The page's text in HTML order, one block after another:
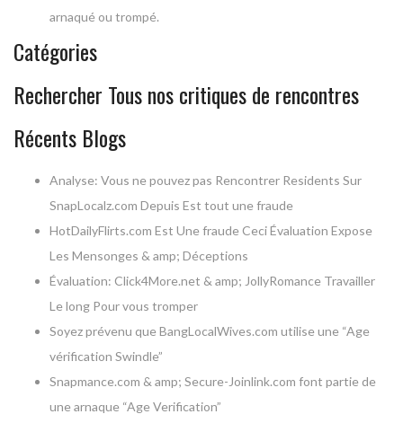
arnaqué ou trompé.
Catégories
Rechercher Tous nos critiques de rencontres
Récents Blogs
Analyse: Vous ne pouvez pas Rencontrer Residents Sur
SnapLocalz.com Depuis Est tout une fraude
HotDailyFlirts.com Est Une fraude Ceci Évaluation Expose
Les Mensonges & amp; Déceptions
Évaluation: Click4More.net & amp; JollyRomance Travailler
Le long Pour vous tromper
Soyez prévenu que BangLocalWives.com utilise une “Age
vérification Swindle”
Snapmance.com & amp; Secure-Joinlink.com font partie de
une arnaque “Age Verification”